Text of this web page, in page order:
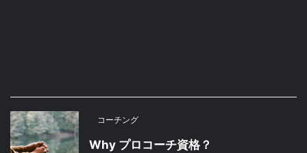
コーチング
Why プロコーチ資格？